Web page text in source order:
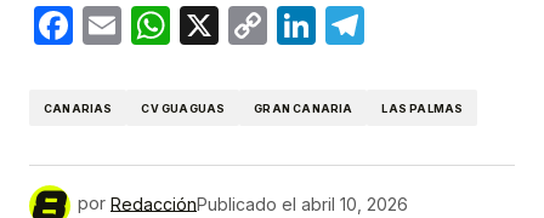
Facebook
EmailWhatsApp
X
CopyLinkedIn
CANARIAS CV GUAGUAS GRAN CANARIA LAS PALMAS
por RedacciónPublicado el abril 10, 2026